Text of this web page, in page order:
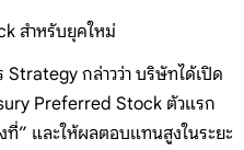
สำหรับยุคใหม่
กล่าวว่า บริษัทได้เปิด
Preferred Stock ตัวแรก
ที่” และให้ผลตอบแทนสูงในระยะ